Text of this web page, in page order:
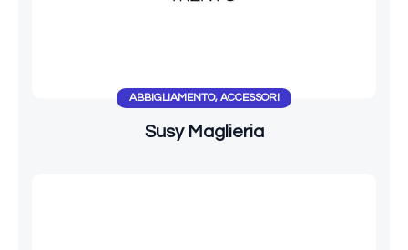
ABBIGLIAMENTO, ACCESSORI
Susy Maglieria